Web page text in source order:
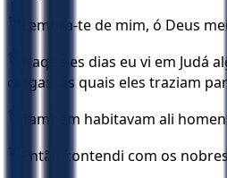
14 Lembra-te de mim, ó Deus
15
Naqueles dias eu vi em
cargas, as quais eles traziam
16 Também habitavam ali
17 Então contendi com os